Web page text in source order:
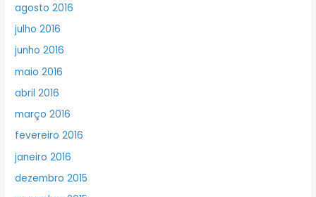
agosto 2016
julho 2016
junho 2016
maio 2016
abril 2016
março 2016
fevereiro 2016
janeiro 2016
dezembro 2015